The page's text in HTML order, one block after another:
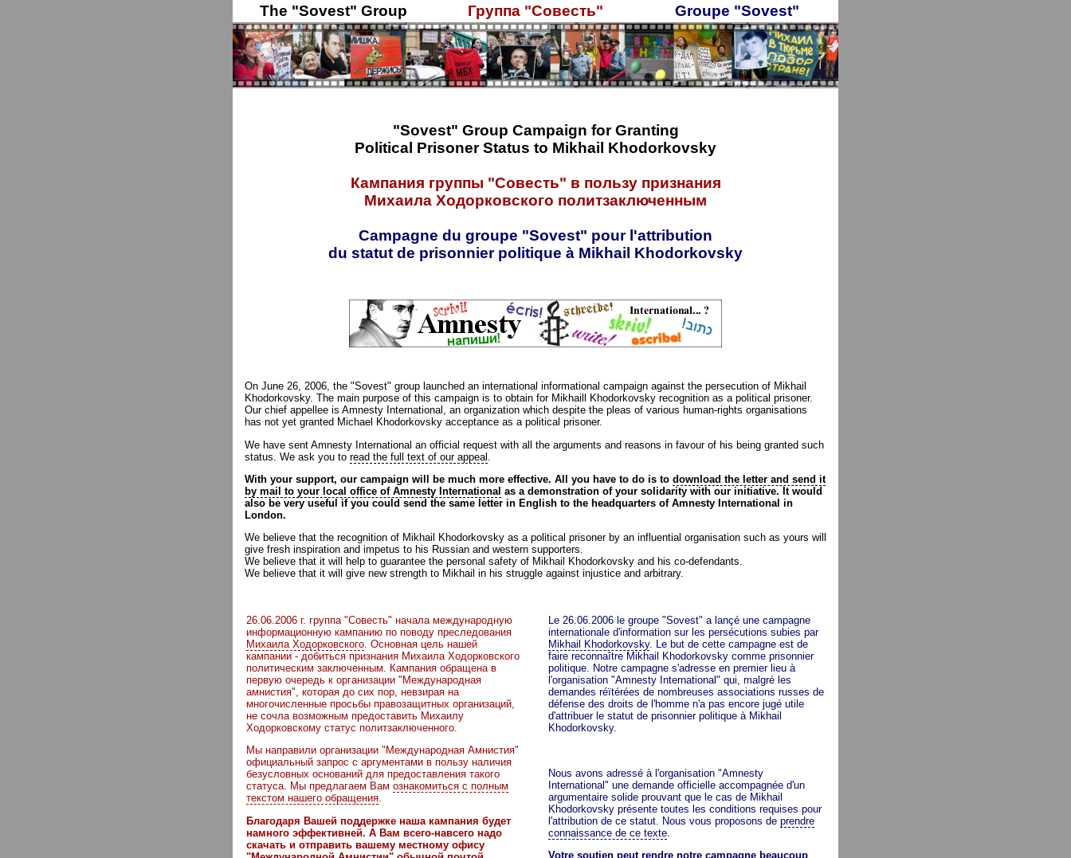
The "Sovest" Group Группа "Совесть" Groupe "Sovest"
"Sovest" Group Campaign for Granting
Political Prisoner Status to Mikhail Khodorkovsky
Кампания группы "Совесть" в пользу признания
Михаила Ходорковского политзаключенным
Campagne du groupe "Sovest" pour l'attribution
du statut de prisonnier politique à Mikhail Khodorkovsky
On June 26, 2006, the "Sovest" group launched an international informational campaign against the persecution of Mikhail
Khodorkovsky. The main purpose of this campaign is to obtain for Mikhaill Khodorkovsky recognition as a political prisoner.
Our chief appellee is Amnesty International, an organization which despite the pleas of various human-rights organisations
has not yet granted Michael Khodorkovsky acceptance as a political prisoner.
We have sent Amnesty International an official request with all the arguments and reasons in favour of his being granted such
status. We ask you to read the full text of our appeal
With your support, our campaign will be much more effective. All you have to do is to download the letter and send it
by mail to your local office of Amnesty International as a demonstration of your solidarity with our initiative. It would
also be very useful if you could send the same letter in English to the headquarters of Amnesty International in
London.
We believe that the recognition of Mikhail Khodorkovsky as a political prisoner by an influential organisation such as yours will
give fresh inspiration and impetus to his Russian and western supporters.
We believe that it will help to guarantee the personal safety of Mikhail Khodorkovsky and his co-defendants.
We believe that it will give new strength to Mikhail in his struggle against injustice and arbitrary.
26.06.2006 г. группа "Совесть" начала международную
информационную кампанию по поводу преследования
Михаила Ходорковского . Основная цель нашей
кампании - добиться признания Михаила Ходорковского
политическим заключенным. Кампания обращена в
первую очередь к организации "Международная
амнистия", которая до сих пор, невзирая на
многочисленные просьбы правозащитных организаций,
не сочла возможным предоставить Михаилу
Ходорковскому статус политзаключенного.
Мы направили организации "Международная Амнистия"
официальный запрос с аргументами в пользу наличия
безусловных оснований для предоставления такого
статуса. Мы предлагаем Вам ознакомиться с полным
текстом нашего обращения.
Благодаря Вашей поддержке наша кампания будет
намного эффективней. А Вам всего-навсего надо
скачать и отправить вашему местному офису
Le 26.06.2006 le groupe "Sovest" a lançé une campagne
internationale d'information sur les persécutions subies par
Mikhail Khodorkovsky. Le but de cette campagne est de
faire reconnaître Mikhail Khodorkovsky comme prisonnier
politique. Notre campagne s'adresse en premier lieu à
l'organisation "Amnesty International" qui, malgré les
demandes réïtérées de nombreuses associations russes de
défense des droits de l'homme n'a pas encore jugé utile
d'attribuer le statut de prisonnier politique à Mikhail
Khodorkovsky.
Nous avons adressé à l'organisation "Amnesty
International" une demande officielle accompagnée d'un
argumentaire solide prouvant que le cas de Mikhail
Khodorkovsky présente toutes les conditions requises pour
l'attribution de ce statut. Nous vous proposons de prendre
connaissance de ce texte
Votre soutien peut rendre notre campagne beaucoup